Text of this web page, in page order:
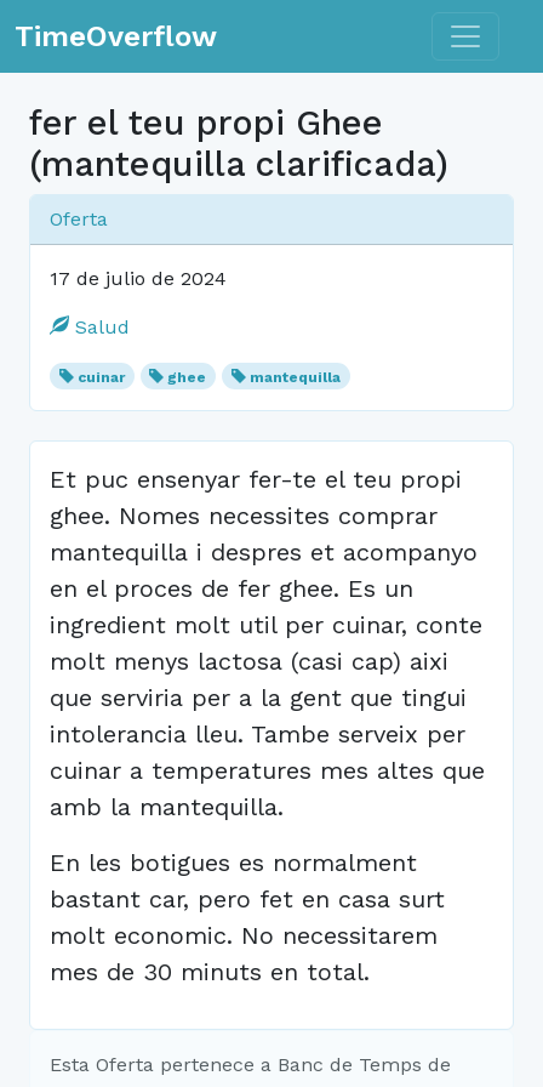
TimeOverflow Toggle
fer el teu propi Ghee
(mantequilla clarificada)
Oferta
17 de julio de 2024
Salud
cuinar ghee mantequilla
Et puc ensenyar fer-te el teu propi
ghee. Nomes necessites comprar
mantequilla i despres et acompanyo
en el proces de fer ghee. Es un
ingredient molt util per cuinar, conte
molt menys lactosa (casi cap) aixi
que serviria per a la gent que tingui
intolerancia lleu. Tambe serveix per
cuinar a temperatures mes altes que
amb la mantequilla.
En les botigues es normalment
bastant car, pero fet en casa surt
molt economic. No necessitarem
mes de 30 minuts en total.
Esta Oferta pertenece a Banc de Temps de